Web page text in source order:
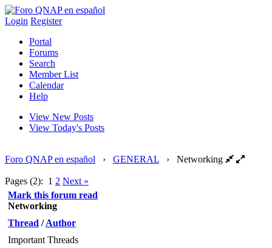
Login Register
Portal
Forums
Search
Member List
Calendar
Help
View New Posts
View Today's Posts
Foro QNAP en español › GENERAL › Networking
Pages (2): 1 2 Next »
Mark this forum read
Networking
Thread /Author
Important Threads